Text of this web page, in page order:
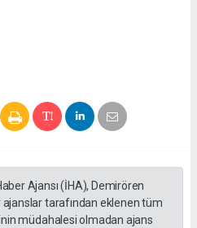
Ajansı (İHA), Demirören
ajanslar tarafından eklenen tüm
müdahalesi olmadan ajans